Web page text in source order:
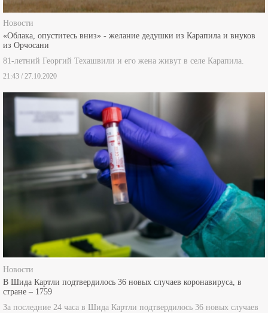
Новости
«Облака, опуститесь вниз» - желание дедушки из Карапила и внуков
из Орчосани
81-летний Георгий Техашвили и его жена живут в селе Карапила.
21:43 / 27.10.2020
Новости
В Шида Картли подтвердилось 36 новых случаев коронавируса, в
стране – 1759
За последние 24 часа в Шида Картли подтвердилось 36 новых случаев
коронавируса.